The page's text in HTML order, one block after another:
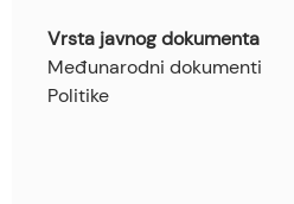
Vrsta javnog dokumenta
Međunarodni dokumenti
Politike